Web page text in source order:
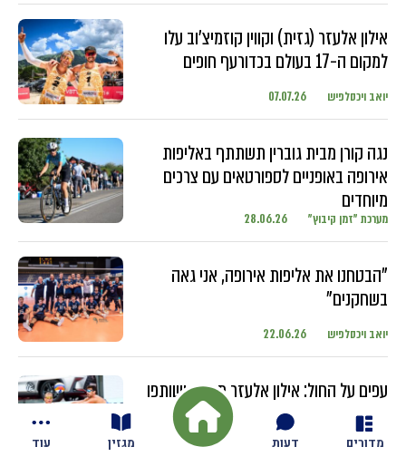
מדורים דעות מגזין עוד
אילון אלעזר (גזית) וקווין קוזמיצ'וב עלו
למקום ה-17 בעולם בכדורעף חופים
יואב ויכסלפיש 07.07.26
נגה קורן מבית גוברין תשתתף באליפות
אירופה באופניים לספורטאים עם צרכים
מיוחדים
מערכת "זמן קיבוץ" 28.06.26
"הבטחנו את אליפות אירופה, אני גאה
בשחקנים"
יואב ויכסלפיש 22.06.26
עפים על החול: אילון אלעזר מגזית ושותפו
מתחרים בטורנירים ברחבי העולם עם
השחקנים הבכירים